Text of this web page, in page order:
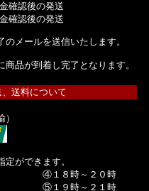
認後の発送
認後の発送
メールを送信いたします。
品が到着し完了となります。
、送料について
ができます。
８時～２０時
⑤１９時～２１時